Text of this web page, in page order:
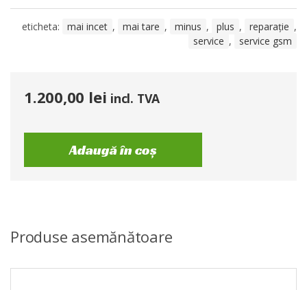
eticheta: mai incet , mai tare , minus , plus , reparație ,
service , service gsm
1.200,00 lei incl. TVA
Adaugă în coș
Produse asemănătoare